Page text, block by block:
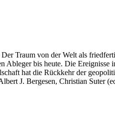
Traum von der Welt als
Ableger bis heute. Die
hat die Rückkehr der
J. Bergesen, Christian Suter